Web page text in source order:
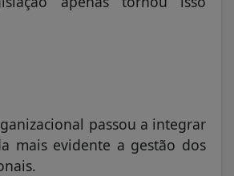
passou a integrar
mais evidente a gestão dos